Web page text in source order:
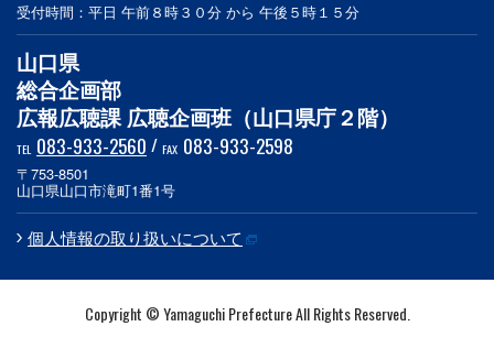
受付時間：平日 午前８時３０分 から 午後５時１５分
山口県
総合企画部
広報広聴課 広聴企画班（山口県庁２階）
TEL 083-933-2560 / FAX 083-933-2598
〒753-8501
山口県山口市滝町1番1号
個人情報の取り扱いについて
Copyright © Yamaguchi Prefecture All Rights Reserved.